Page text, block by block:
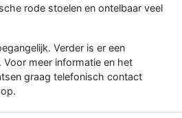
rode stoelen en ontelbaar veel
Verder is er een
meer informatie en het
graag telefonisch contact